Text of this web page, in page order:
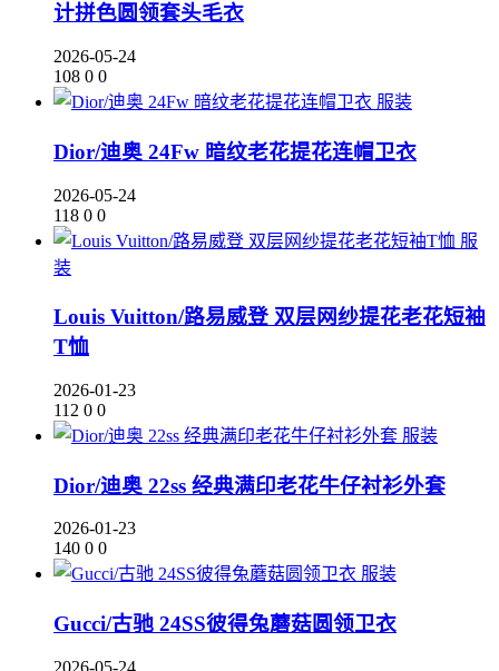
计拼色圆领套头毛衣
2026-05-24
108 0 0
服装
Dior/迪奥 24Fw 暗纹老花提花连帽卫衣
2026-05-24
118 0 0
服
装
Louis Vuitton/路易威登 双层网纱提花老花短袖
T恤
2026-01-23
112 0 0
服装
Dior/迪奥 22ss 经典满印老花牛仔衬衫外套
2026-01-23
140 0 0
服装
Gucci/古驰 24SS彼得兔蘑菇圆领卫衣
2026-05-24